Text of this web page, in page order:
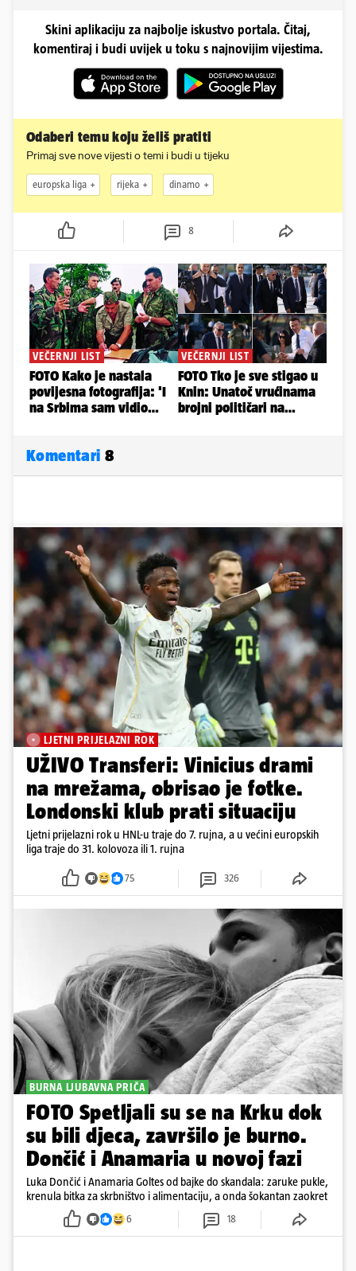
Skini aplikaciju za najbolje iskustvo portala. Čitaj,
komentiraj i budi uvijek u toku s najnovijim vijestima.
Odaberi temu koju želiš pratiti
Primaj sve nove vijesti o temi i budi u tijeku
europska liga rijeka dinamo
8
Komentari 8
LJETNI PRIJELAZNI ROK
UŽIVO Transferi: Vinicius drami
na mrežama, obrisao je fotke.
Londonski klub prati situaciju
Ljetni prijelazni rok u HNL-u traje do 7. rujna, a u većini europskih
liga traje do 31. kolovoza ili 1. rujna
75 326
BURNA LJUBAVNA PRIČA
FOTO Spetljali su se na Krku dok
su bili djeca, završilo je burno.
Dončić i Anamaria u novoj fazi
Luka Dončić i Anamaria Goltes od bajke do skandala: zaruke pukle,
krenula bitka za skrbništvo i alimentaciju, a onda šokantan zaokret
6 18